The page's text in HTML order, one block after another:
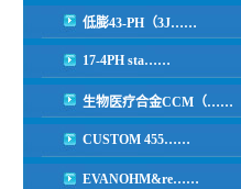
低膨43-PH（3J……
17-4PH sta……
生物医疗合金CCM（……
CUSTOM 455……
EVANOHM&re……